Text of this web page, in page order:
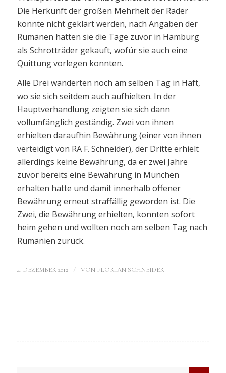
Die Herkunft der großen Mehrheit der Räder
konnte nicht geklärt werden, nach Angaben der
Rumänen hatten sie die Tage zuvor in Hamburg
als Schrotträder gekauft, wofür sie auch eine
Quittung vorlegen konnten.
Alle Drei wanderten noch am selben Tag in Haft,
wo sie sich seitdem auch aufhielten. In der
Hauptverhandlung zeigten sie sich dann
vollumfänglich geständig. Zwei von ihnen
erhielten daraufhin Bewährung (einer von ihnen
verteidigt von RA F. Schneider), der Dritte erhielt
allerdings keine Bewährung, da er zwei Jahre
zuvor bereits eine Bewährung in München
erhalten hatte und damit innerhalb offener
Bewährung erneut straffällig geworden ist. Die
Zwei, die Bewährung erhielten, konnten sofort
heim gehen und wollten noch am selben Tag nach
Rumänien zurück.
4. DEZEMBER 2012 / VON FLORIAN SCHNEIDER